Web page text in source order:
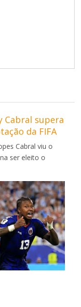
Cabral supera
da FIFA
Cabral viu o
ser eleito o